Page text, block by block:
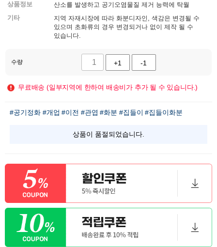
상품정보
산소를 발생하고 공기오염물질 제거 능력에 탁월
기타
지역 자재시장에 따라 화분디자인, 색감은 변경될 수
있으며 초화류의 경우 변경되거나 없이 제작 될 수
있습니다.
수량 +1 -1
무료배송 (일부지역에 한하여 배송비가 추가 될 수 있습니다.)
#공기정화 #개업 #이전 #관엽 #화분 #집들이 #집들이화분
상품이 품절되었습니다.